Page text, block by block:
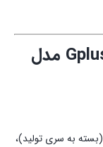
ویژگی‌های برجسته تلویزیون Gplus مدل
این تلویزیون با رزولوشن 720×1280 یا 768×1366 (بسته به سری تولید)،